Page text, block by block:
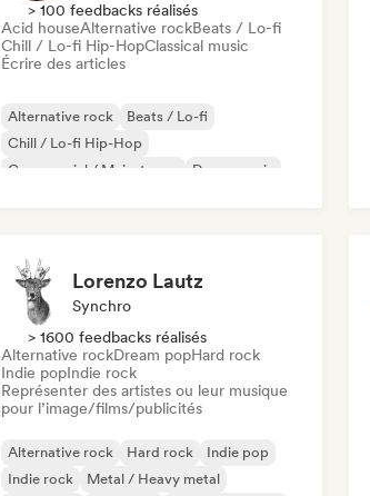
> 100 feedbacks réalisés
Acid houseAlternative rockBeats / Lo-fi
Chill / Lo-fi Hip-HopClassical music
Écrire des articles
Alternative rock
Beats / Lo-fi
Chill / Lo-fi Hip-Hop
Commercial / Mainstream
Dance music
Lorenzo Lautz
Synchro
> 1600 feedbacks réalisés
Alternative rockDream popHard rock
Indie popIndie rock
Représenter des artistes ou leur musique
pour l’image/films/publicités
Alternative rock Hard rock
Indie pop
Indie rock
Metal / Heavy metal